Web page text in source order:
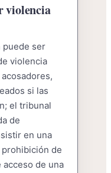
violencia
puede ser
violencia
si las
el tribunal
de
en una
de
de una